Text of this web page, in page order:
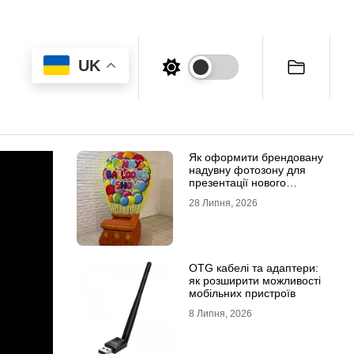
UK
Як оформити брендовану
надувну фотозону для
презентації нового
28 Липня, 2026
OTG кабелі та адаптери:
як розширити можливості
мобільних пристроїв
8 Липня, 2026